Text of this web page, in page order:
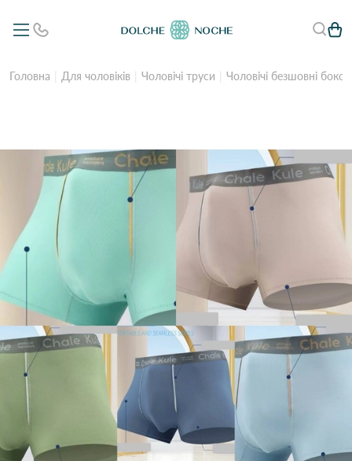
Головна Для чоловіків Чоловічі труси Чоловічі безшовні